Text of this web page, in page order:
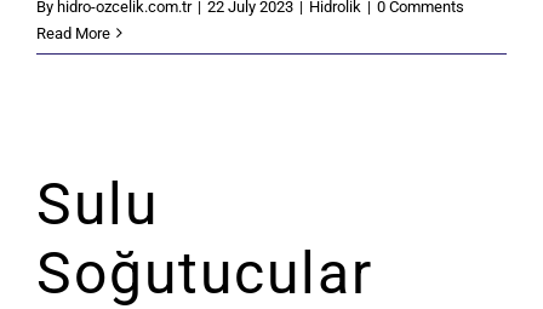
By hidro-ozcelik.com.tr | 22 July 2023 | Hidrolik | 0 Comments
Read More
Sulu
Soğutucular